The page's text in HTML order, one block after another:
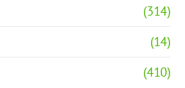
(314)
(14)
(410)